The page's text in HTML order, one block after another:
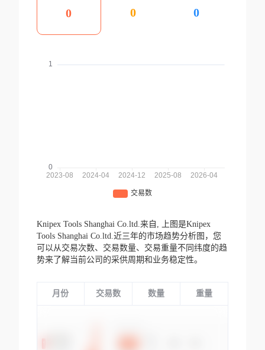
0 0 0
Knipex Tools Shanghai Co.ltd.来自,
上图是Knipex
Tools Shanghai Co.ltd.近三年的市场趋势分析图，您
可以从交易次数、交易数量、交易重量不同纬度的趋
势来了解当前公司的采供周期和业务稳定性。
月份 交易数 数量 重量